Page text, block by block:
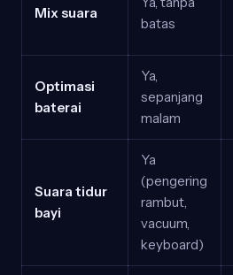
Mix suara
batas
Optimasi
baterai
Ya,
sepanjang
malam
Suara tidur
bayi
Ya
(pengering
rambut,
vacuum,
keyboard)